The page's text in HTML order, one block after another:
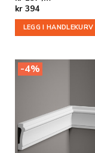
kr394
LEGG I HANDLEKURV
-4%